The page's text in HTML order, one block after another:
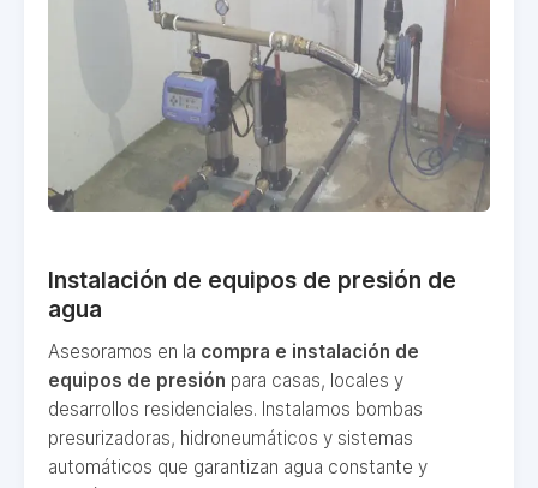
Instalación de equipos de presión de
agua
Asesoramos en la compra e instalación de
equipos de presión para casas, locales y
desarrollos residenciales. Instalamos bombas
presurizadoras, hidroneumáticos y sistemas
automáticos que garantizan agua constante y